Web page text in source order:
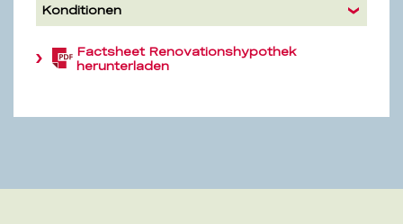
Konditionen
Factsheet Renovationshypothek
herunterladen
(PDF,